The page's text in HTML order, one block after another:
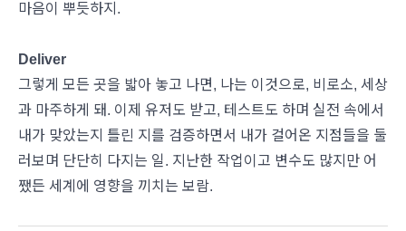
마음이 뿌듯하지.
Deliver
그렇게 모든 곳을 밟아 놓고 나면, 나는 이것으로, 비로소, 세상
과 마주하게 돼. 이제 유저도 받고, 테스트도 하며 실전 속에서
내가 맞았는지 틀린 지를 검증하면서 내가 걸어온 지점들을 둘
러보며 단단히 다지는 일. 지난한 작업이고 변수도 많지만 어
쨌든 세계에 영향을 끼치는 보람.